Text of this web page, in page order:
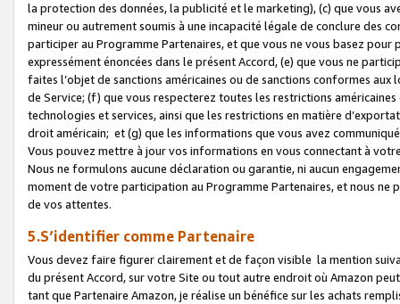
la protection des données, la publicité et le marketing), (c) que vous
mineur ou autrement soumis à une incapacité légale de conclure des
participer au Programme Partenaires, et que vous ne vous basez
expressément énoncées dans le présent Accord, (e) que vous ne
faites l’objet de sanctions américaines ou de sanctions conformes
de Service; (f) que vous respecterez toutes les restrictions
technologies et services, ainsi que les restrictions en matière
droit américain; et (g) que les informations que vous avez
Vous pouvez mettre à jour vos informations en vous connectant à
Nous ne formulons aucune déclaration ou garantie, ni aucun
moment de votre participation au Programme Partenaires, et nous
de vos attentes.
5.S’identifier comme Partenaire
Vous devez faire figurer clairement et de façon visible la mention
du présent Accord, sur votre Site ou tout autre endroit où Amazon
tant que Partenaire Amazon, je réalise un bénéfice sur les achats